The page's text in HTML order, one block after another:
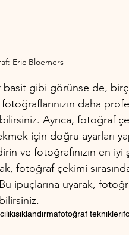
Eric Bloemers
gibi görünse de,
daha
Ayrıca, fotoğraf
için doğru ayarları
ve fotoğrafınızın en
çekimi sırasında
ipuçlarına uyarak,
ışıklandırmafotoğraf teknikleri